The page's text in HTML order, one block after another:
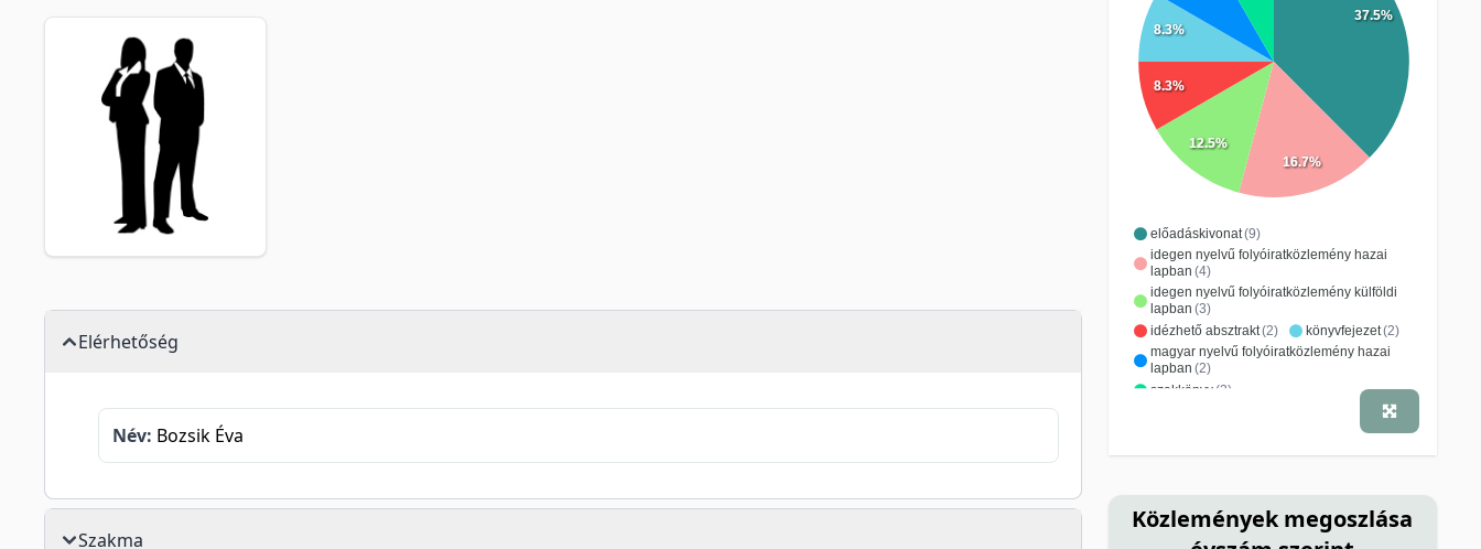
Elérhetőség
Név: Bozsik Éva
Szakma
előadáskivonat(9)
idegen nyelvű folyóiratközlemény hazai
lapban (4)
idegen nyelvű folyóiratközlemény külföldi
lapban (3)
idézhető absztrakt(2) könyvfejezet(2)
magyar nyelvű folyóiratközlemény hazai
lapban (2)
szakkönyv (2)
37.5%
16.7%
12.5%
8.3%
8.3%
Közlemények megoszlása